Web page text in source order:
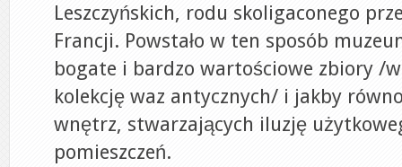
Leszczyńskich, rodu skoligaconego
Francji. Powstało w ten sposób
bogate i bardzo wartościowe zbiory /
kolekcję waz antycznych/ i jakby
wnętrz, stwarzających iluzję
pomieszczeń.